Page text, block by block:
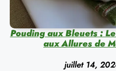
Pouding aux Bleuets :
aux Allures de
juillet 14,